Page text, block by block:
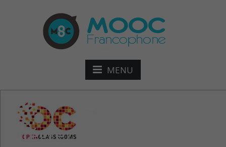
MENU
Intégrez vos nouveaux